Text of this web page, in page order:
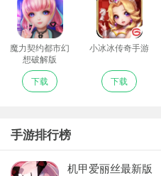
魔力契约都市幻
想破解版
下载
小冰冰传奇手游
下载
手游排行榜
机甲爱丽丝最新版